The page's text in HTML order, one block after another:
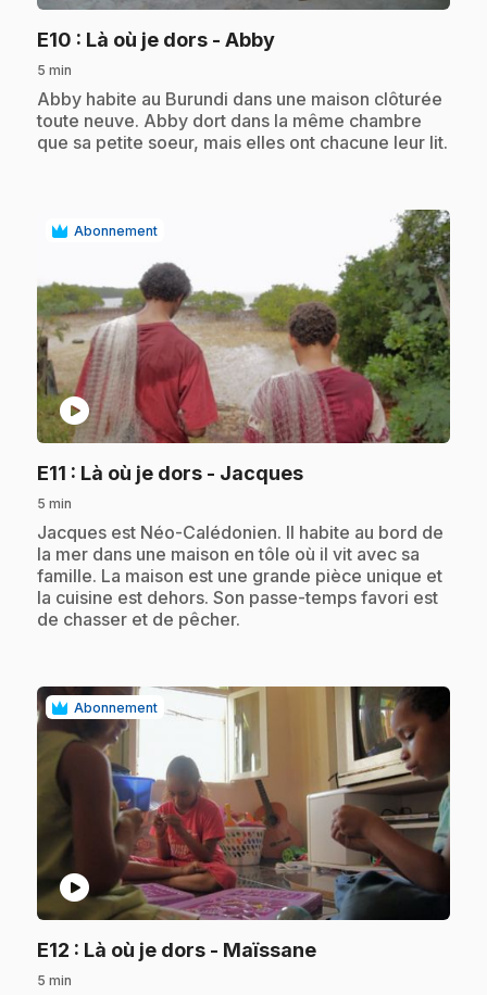
E10 : Là où je dors - Abby.
5 min
.Abby habite au Burundi dans une maison clôturée
toute neuve. Abby dort dans la même chambre
que sa petite soeur, mais elles ont chacune leur lit.
Abonnement
play_circle
E11 : Là où je dors - Jacques.
5 min
.Jacques est Néo-Calédonien. Il habite au bord de
la mer dans une maison en tôle où il vit avec sa
famille. La maison est une grande pièce unique et
la cuisine est dehors. Son passe-temps favori est
de chasser et de pêcher.
Abonnement
play_circle
E12 : Là où je dors - Maïssane.
5 min